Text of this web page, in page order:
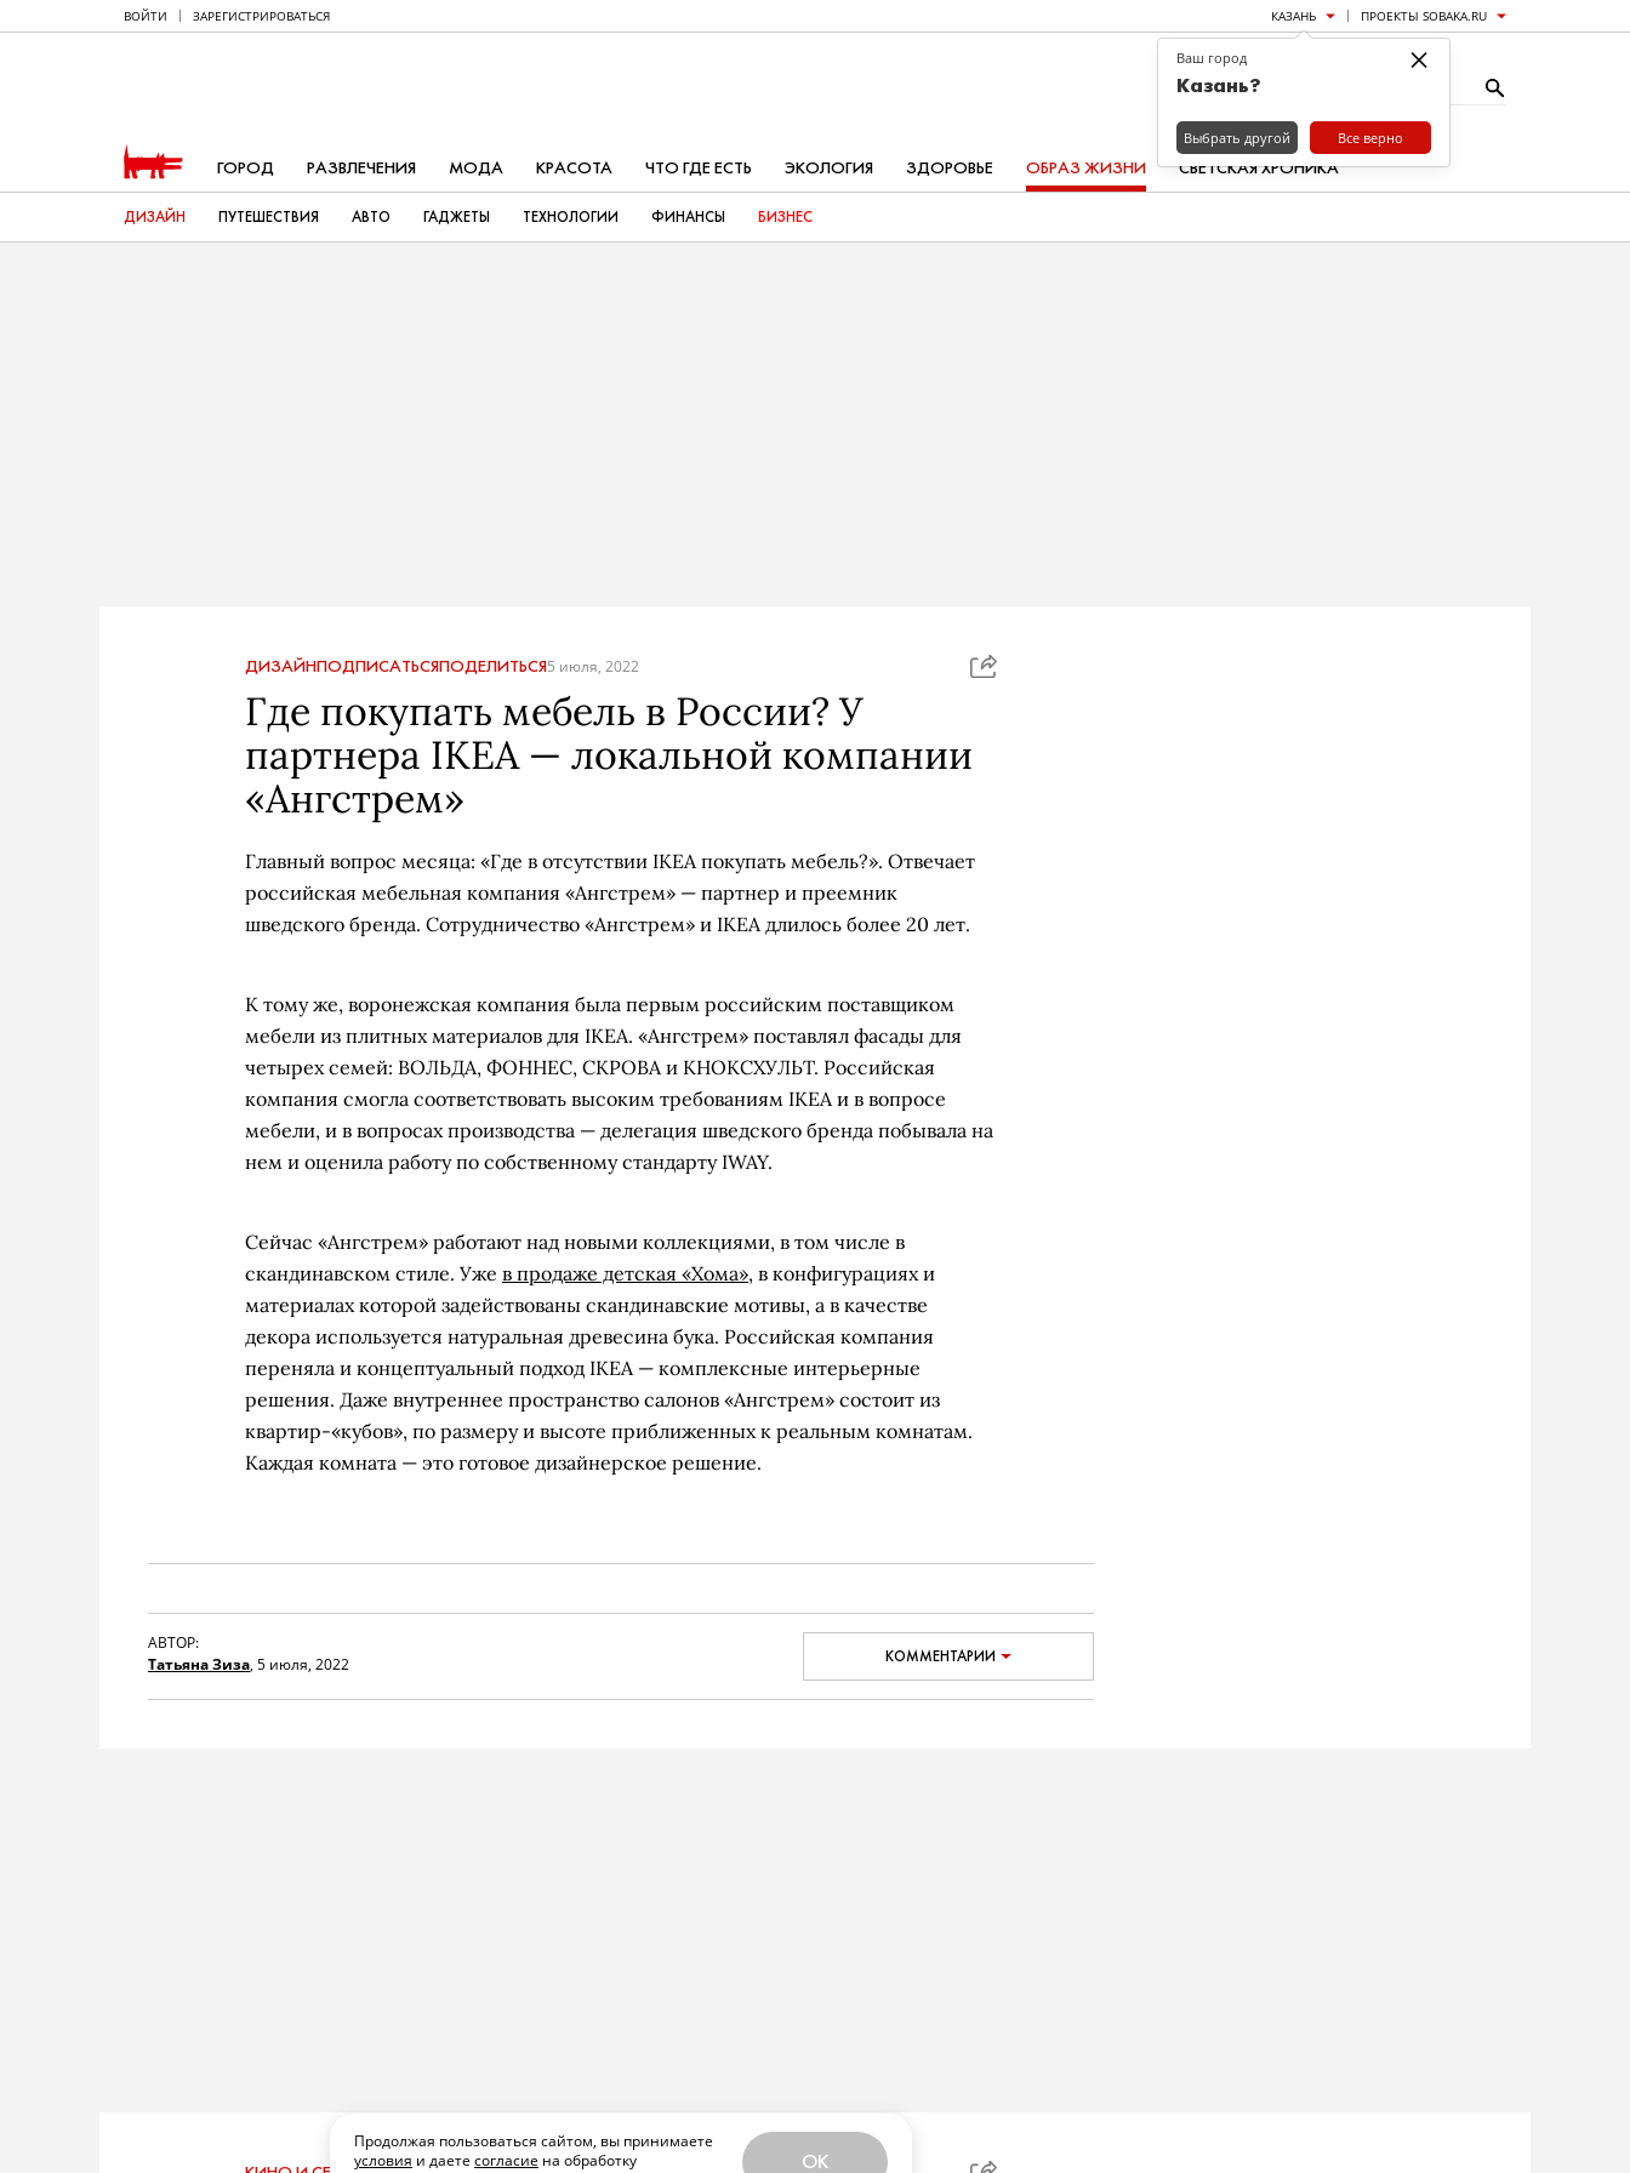
Продолжая пользоваться сайтом, вы принимаете
условия и даете согласие на обработку
OK
ВОЙТИ ЗАРЕГИСТРИРОВАТЬСЯ КАЗАНЬ ПРОЕКТЫ SOBAKA.RU
ГОРОД РАЗВЛЕЧЕНИЯ МОДА КРАСОТА ЧТО ГДЕ ЕСТЬ ЭКОЛОГИЯ ЗДОРОВЬЕ ОБРАЗ ЖИЗНИ СВЕТСКАЯ ХРОНИКА
ДИЗАЙН ПУТЕШЕСТВИЯ АВТО ГАДЖЕТЫ ТЕХНОЛОГИИ ФИНАНСЫ БИЗНЕС
ДИЗАЙНПОДПИСАТЬСЯПОДЕЛИТЬСЯ5 июля, 2022
Где покупать мебель в России? У
партнера IKEA — локальной компании
«Ангстрем»
Главный вопрос месяца: «Где в отсутствии IKEA покупать мебель?». Отвечает
российская мебельная компания «Ангстрем» — партнер и преемник
шведского бренда. Сотрудничество «Ангстрем» и IKEA длилось более 20 лет.
К тому же, воронежская компания была первым российским поставщиком
мебели из плитных материалов для IKEA. «Ангстрем» поставлял фасады для
четырех семей: ВОЛЬДА, ФОННЕС, СКРОВА и КНОКСХУЛЬТ. Российская
компания смогла соответствовать высоким требованиям IKEA и в вопросе
мебели, и в вопросах производства — делегация шведского бренда побывала на
нем и оценила работу по собственному стандарту IWAY.
Сейчас «Ангстрем» работают над новыми коллекциями, в том числе в
скандинавском стиле. Уже в продаже детская «Хома», в конфигурациях и
материалах которой задействованы скандинавские мотивы, а в качестве
декора используется натуральная древесина бука. Российская компания
переняла и концептуальный подход IKEA — комплексные интерьерные
решения. Даже внутреннее пространство салонов «Ангстрем» состоит из
квартир-«кубов», по размеру и высоте приближенных к реальным комнатам.
Каждая комната — это готовое дизайнерское решение.
АВТОР:
Татьяна Зиза, 5 июля, 2022 КОММЕНТАРИИ
×
Ваш город
Казань?
Выбрать другой Все верно